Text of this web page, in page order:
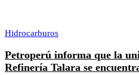
Hidrocarburos
Petroperú informa que la
Refinería Talara se